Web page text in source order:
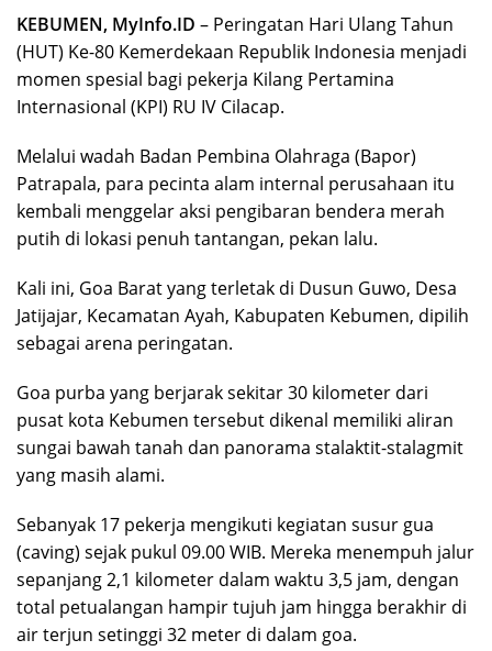
KEBUMEN, MyInfo.ID – Peringatan Hari Ulang Tahun
(HUT) Ke-80 Kemerdekaan Republik Indonesia menjadi
momen spesial bagi pekerja Kilang Pertamina
Internasional (KPI) RU IV Cilacap.
Melalui wadah Badan Pembina Olahraga (Bapor)
Patrapala, para pecinta alam internal perusahaan itu
kembali menggelar aksi pengibaran bendera merah
putih di lokasi penuh tantangan, pekan lalu.
Kali ini, Goa Barat yang terletak di Dusun Guwo, Desa
Jatijajar, Kecamatan Ayah, Kabupaten Kebumen, dipilih
sebagai arena peringatan.
Goa purba yang berjarak sekitar 30 kilometer dari
pusat kota Kebumen tersebut dikenal memiliki aliran
sungai bawah tanah dan panorama stalaktit-stalagmit
yang masih alami.
Sebanyak 17 pekerja mengikuti kegiatan susur gua
(caving) sejak pukul 09.00 WIB. Mereka menempuh jalur
sepanjang 2,1 kilometer dalam waktu 3,5 jam, dengan
total petualangan hampir tujuh jam hingga berakhir di
air terjun setinggi 32 meter di dalam goa.